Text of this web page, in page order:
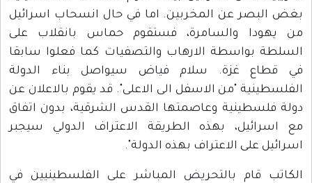
بغض البصر عن المخربين. اما في حال انسحاب اسرائيل
من يهودا والسامرة، فستقوم حماس بانقلاب على
السلطة بواسطة الارهاب والتصفيات كما فعلوا سابقا
في قطاع غزة. سلام فياض سيواصل بناء الدولة
الفلسطينية "من الاسفل الى الاعلى". قد يقوم بالاعلان عن
دولة فلسطينية وعاصمتها القدس الشرقية، بدون اتفاق
مع اسرائيل، بهذه الطريقة الاعتراف الدولي سيجبر
اسرائيل على الاعتراف بهذه الدولة".
الكاتب قام بالتحريض المباشر على الفلسطينيين في